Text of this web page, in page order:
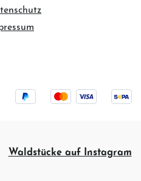
Waldstücke auf Instagram